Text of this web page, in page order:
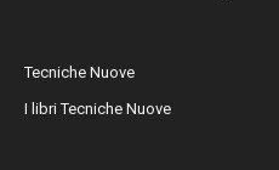
Tecniche Nuove
I libri Tecniche Nuove